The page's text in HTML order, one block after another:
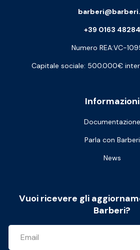
Informazioni
Documentazione
Parla con Barberi
News
+39 0163 48284
Numero REA:VC-
Capitale sociale: 500.000€
Vuoi ricevere gli
Barberi?